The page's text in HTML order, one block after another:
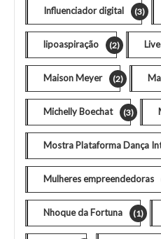
Influenciador digital (3)
lipoaspiração (2) Live
Maison Meyer (2)
Michelly Boechat (3)
Mostra Plataforma Dança
Mulheres empreendedoras
Nhoque da Fortuna (1)